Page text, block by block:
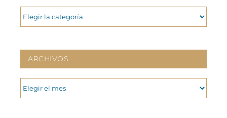
CATEGORIAS
ARCHIVOS
ARCHIVOS